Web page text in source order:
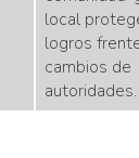
local
logros
cambios de
autoridades.